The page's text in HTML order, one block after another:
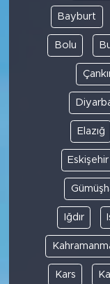
Bayburt
Bolu
Elazığ
Eskişehir
Iğdır
Kars